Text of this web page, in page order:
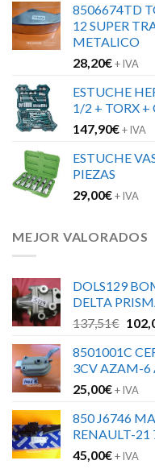
8506674TD
12 SUPER
METALICO
28,20€+ IVA
ESTUCHE
1/2 + TORX +
147,90€+ IVA
ESTUCHE
PIEZAS
29,00€+ IVA
MEJOR VALORADOS
DOLS129
DELTA
137,51€ El
era:
8501001C
3CV AZAM-6
25,00€+ IVA
850 J6746
RENAULT-21
45,00€+ IVA